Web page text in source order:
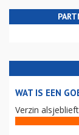
WAT IS EEN
Verzin